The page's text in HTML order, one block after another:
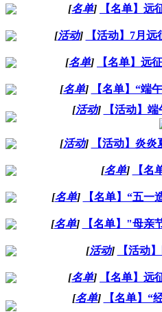
[名单] 【名单】远
[活动] 【活动】7月
[名单] 【名单】远
[名单]
【名单】“端
[活动]
【活动】
[活动] 【活动】炎
[名单] 【名
[名单] 【名单】“五
[名单] 【名单】"母亲
[活动] 【活动
[名单]
【名单】远
[名单] 【名单】“